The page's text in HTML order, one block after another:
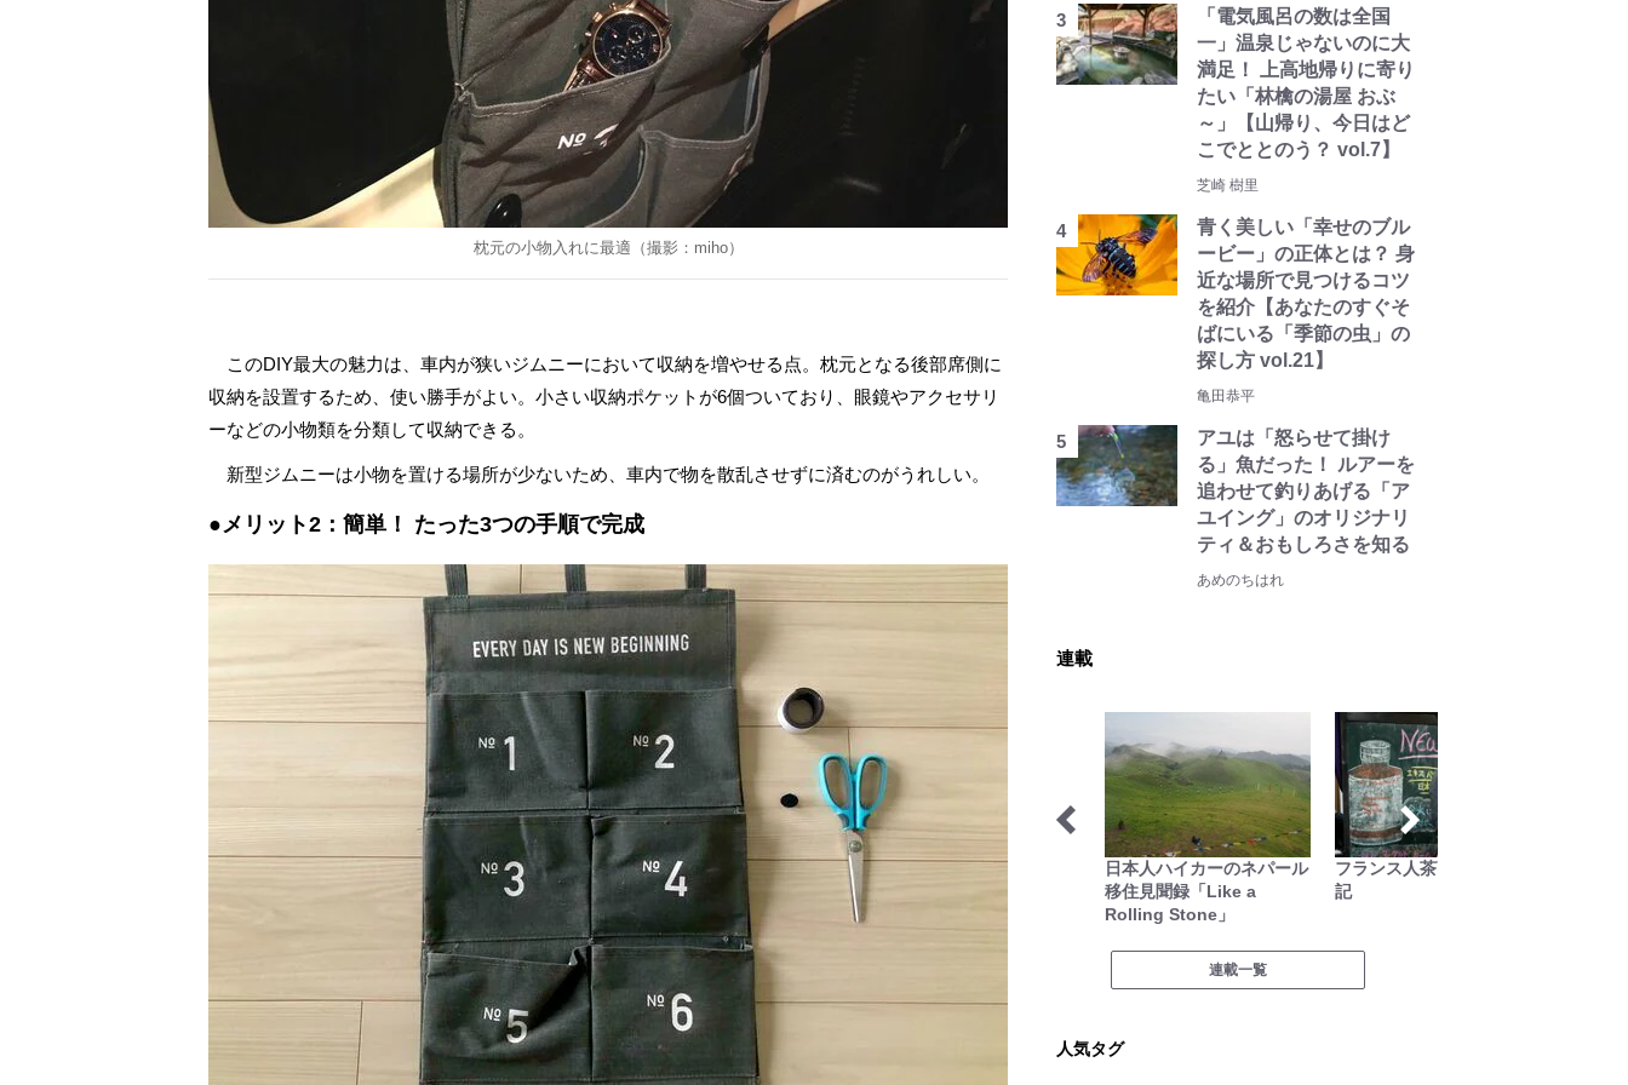
枕元の小物入れに最適（撮影： miho）
このDIY最大の魅力は、車内が狭いジムニーにおいて収納を増やせる点。枕元となる後部席側に
収納を設置するため、使い勝手がよい。小さい収納ポケットが6個ついており、眼鏡やアクセサリ
ーなどの小物類を分類して収納できる。
新型ジムニーは小物を置ける場所が少ないため、車内で物を散乱させずに済むのがうれしい。
●メリット2：簡単！ たった3つの手順で完成
「電気風呂の数は全国
一」温泉じゃないのに大
満足！ 上高地帰りに寄り
たい「林檎の湯屋 おぶ
～」【山帰り、今日はど
こでととのう？ vol.7】
芝崎 樹里
青く美しい「幸せのブル
ービー」の正体とは？ 身
近な場所で見つけるコツ
を紹介【あなたのすぐそ
ばにいる「季節の虫」の
探し方 vol.21】
亀田恭平
アユは「怒らせて掛け
る」魚だった！ ルアーを
追わせて釣りあげる「ア
ユイング」のオリジナリ
ティ＆おもしろさを知る
あめのちはれ
連載
季節の虫 ハイカー女子の一杯
日本人ハイカーのネパール
移住見聞録「Like a
Rolling Stone」
フランス人茶商の茶国漫遊
記
連載一覧
人気タグ